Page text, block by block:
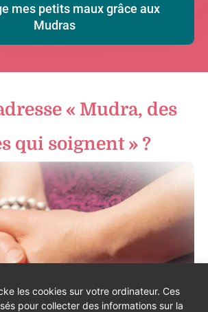
les cookies sur votre ordinateur. Ces
pour collecter des informations sur la
mes petits maux grâce aux
Mudras
« Mudra, des
qui soignent » ?